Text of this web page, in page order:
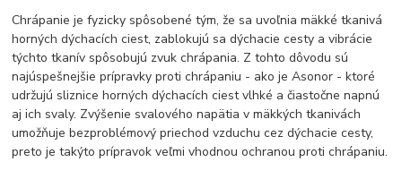
Chrápanie je fyzicky spôsobené tým, že sa uvoľnia mäkké tkanivá
horných dýchacích ciest, zablokujú sa dýchacie cesty a vibrácie
týchto tkanív spôsobujú zvuk chrápania. Z tohto dôvodu sú
najúspešnejšie prípravky proti chrápaniu - ako je Asonor - ktoré
udržujú sliznice horných dýchacích ciest vlhké a čiastočne napnú
aj ich svaly. Zvýšenie svalového napätia v mäkkých tkanivách
umožňuje bezproblémový priechod vzduchu cez dýchacie cesty,
preto je takýto prípravok veľmi vhodnou ochranou proti chrápaniu.